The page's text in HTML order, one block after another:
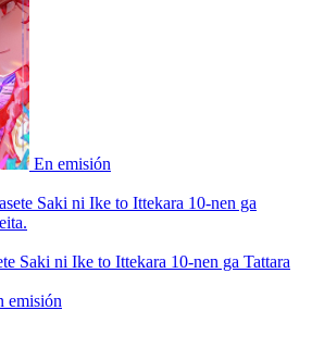
En emisión
Saki ni Ike to Ittekara 10-nen ga Tattara
emisión